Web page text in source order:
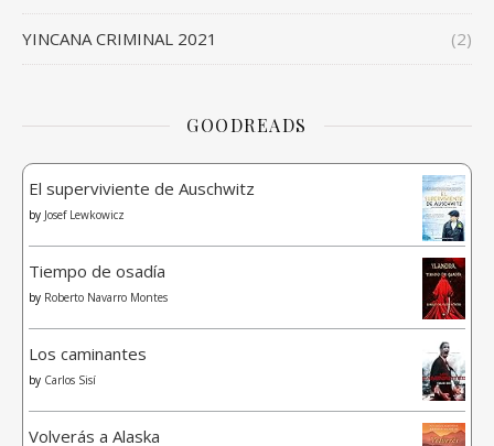
YINCANA CRIMINAL 2021 (2)
GOODREADS
El superviviente de Auschwitz
by Josef Lewkowicz
Tiempo de osadía
by Roberto Navarro Montes
Los caminantes
by Carlos Sisí
Volverás a Alaska